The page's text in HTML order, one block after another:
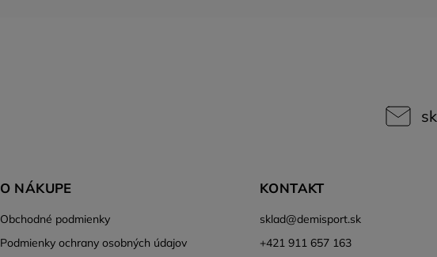
O NÁKUPE
Obchodné podmienky
Podmienky ochrany osobných údajov
KONTAKT
sklad@demisport.sk
+421 911 657 163